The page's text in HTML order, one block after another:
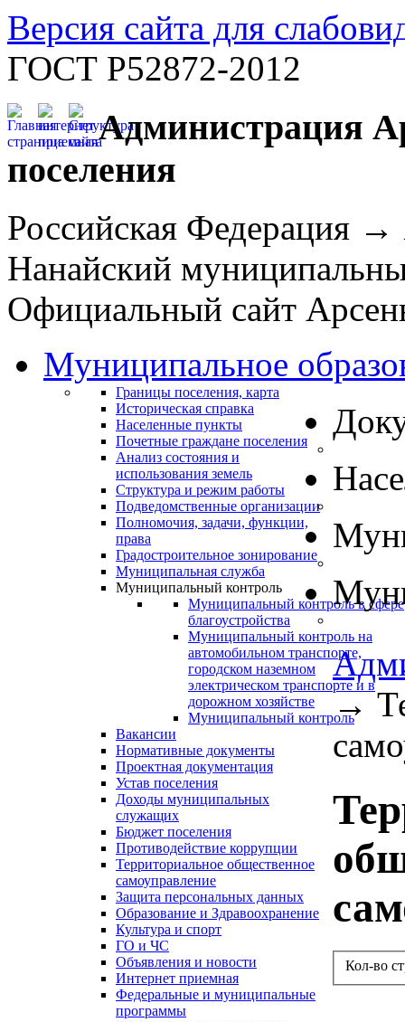
Версия сайта для
ГОСТ Р52872-2012
Администрация
поселения
Российская Федерация
Нанайский
Официальный сайт
Муниципальное
Границы поселения, карта
Историческая справка
Населенные пункты
Почетные граждане поселения
Анализ состояния и
использования земель
Структура и режим работы
Подведомственные организации
Полномочия, задачи, функции,
права
Градостроительное зонирование
Муниципальная служба
Муниципальный контроль
Муниципальный контроль в сфере
благоустройства
Муниципальный контроль на
автомобильном транспорте,
городском наземном
электрическом транспорте и в
дорожном хозяйстве
Муниципальный контроль
Вакансии
Нормативные документы
Проектная документация
Устав поселения
Доходы муниципальных
служащих
Бюджет поселения
Противодействие коррупции
Территориальное общественное
самоуправление
Защита персональных данных
Образование и Здравоохранение
Культура и спорт
ГО и ЧС
Объявления и новости
Интернет приемная
Федеральные и муниципальные
программы
→
Кол-во